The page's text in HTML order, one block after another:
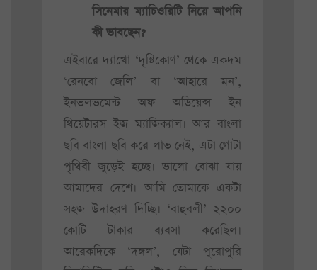
সিনেমার ম্যাচিওরিটি নিয়ে আপনি
কী ভাবছেন?
এইবারে দ্যাখো ‘দৃষ্টিকোণ’ থেকে একদম
‘রেনবো জেলি’ বা ‘আহারে মন’,
ইনভলভমেন্ট অফ অডিয়েন্স ইন
থিয়েটারস ইজ ম্যাজিক্যাল। আর বাংলা
ছবি বাংলা ছবি করে লাভ নেই, এটা গোটা
পৃথিবী জুড়েই হচ্ছে। ভালো বোঝা যায়
আমাদের দেশে। আমি তোমাকে একটা
সহজ উদাহরণ দিচ্ছি। ‘বাহুবলী’ ২২০০
কোটি টাকার ব্যবসা করেছিল।
আরেকদিকে ‘দঙ্গল’, যেটা পুরোপুরি